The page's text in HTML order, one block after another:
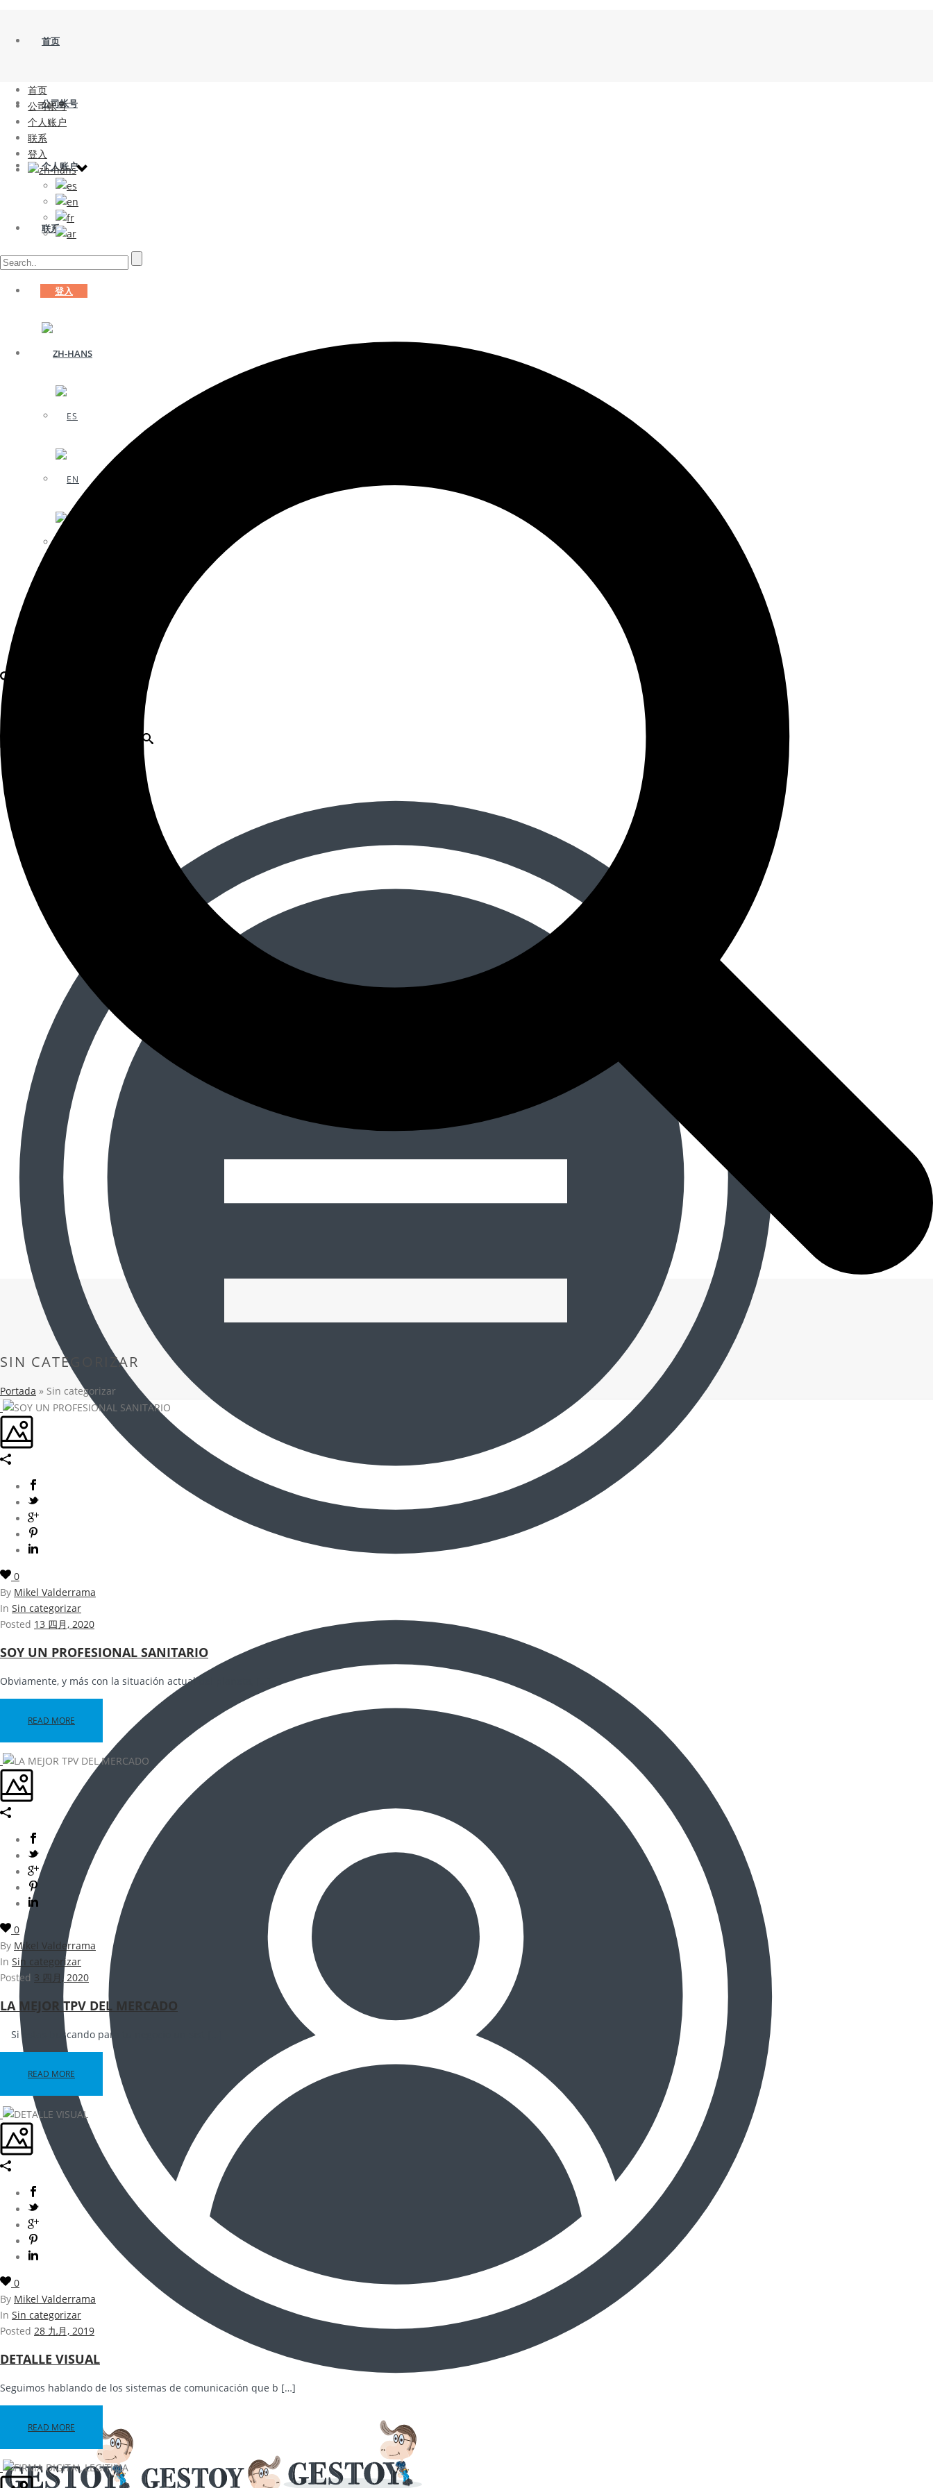
首页
公司帐号
个人账户
联系
登入
首页
公司帐号
个人账户
联系
登入
SIN CATEGORIZAR
Portada » Sin categorizar
0
By Mikel Valderrama
In Sin categorizar
Posted 13 四月, 2020
SOY UN PROFESIONAL SANITARIO
Obviamente, y más con la situación actual del planeta, […]
READ MORE
0
By Mikel Valderrama
In Sin categorizar
Posted 3 四月, 2020
LA MEJOR TPV DEL MERCADO
Si estas buscando para tu negocio un sist […]
READ MORE
0
By Mikel Valderrama
In Sin categorizar
Posted 28 九月, 2019
DETALLE VISUAL
Seguimos hablando de los sistemas de comunicación que b […]
READ MORE